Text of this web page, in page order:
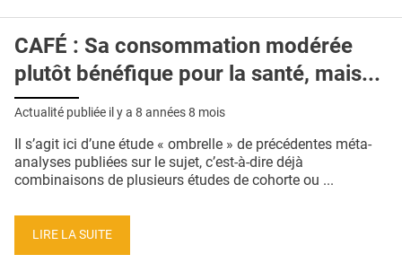
CAFÉ : Sa consommation modérée
plutôt bénéfique pour la santé, mais...
Actualité publiée il y a 8 années 8 mois
Il s’agit ici d’une étude « ombrelle » de précédentes méta-
analyses publiées sur le sujet, c’est-à-dire déjà
combinaisons de plusieurs études de cohorte ou ...
LIRE LA SUITE